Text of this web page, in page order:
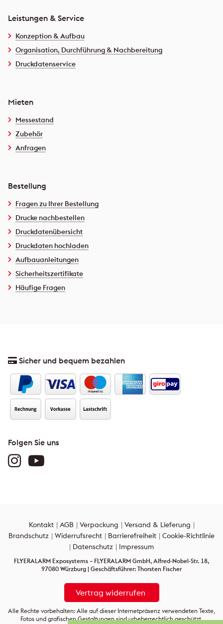
Leistungen & Service
Konzeption & Aufbau
Organisation, Durchführung & Nachbereitung
Druckdatenservice
Mieten
Messestand
Zubehör
Anfragen
Bestellung
Fragen zu Ihrer Bestellung
Drucke nachbestellen
Druckdatenübersicht
Druckdaten hochladen
Aufbauanleitungen
Sicherheitszertifikate
Häufige Fragen
Sicher und bequem bezahlen
Folgen Sie uns
Kontakt AGB Verpackung
Versand & Lieferung
Brandschutz
Widerrufsrecht Barrierefreiheit
Cookie-Richtlinie
Datenschutz
Impressum
FLYERALARM Exposystems – FLYERALARM GmbH, Alfred-Nobel-Str. 18,
97080 Würzburg | Geschäftsführer: Thorsten Fischer
Vertrag widerrufen
Alle Rechte vorbehalten: Alle auf dieser Internetpräsenz verwendeten Texte,
Fotos und grafischen Gestaltungen sind urheberrechtlich geschützt.